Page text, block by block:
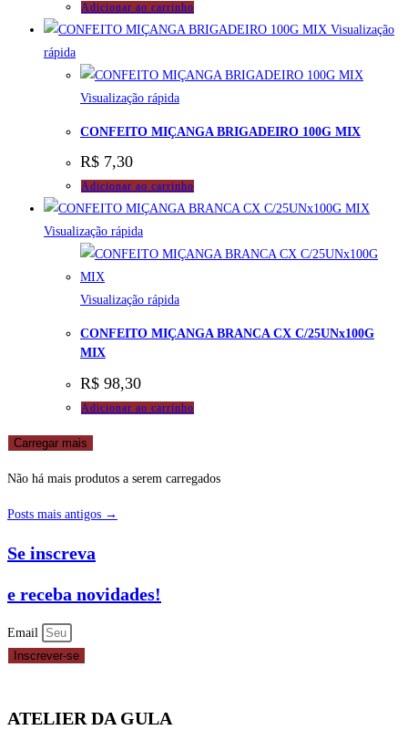
Adicionar ao carrinho
Visualização
rápida
Visualização rápida
CONFEITO MIÇANGA BRIGADEIRO 100G MIX
R$ 7,30
Adicionar ao carrinho
Visualização rápida
Visualização rápida
CONFEITO MIÇANGA BRANCA CX C/25UNx100G
MIX
R$ 98,30
Adicionar ao carrinho
Carregar mais
Não há mais produtos a serem carregados
Posts mais antigos →
Se inscreva
e receba novidades!
Email
Inscrever-se
ATELIER DA GULA